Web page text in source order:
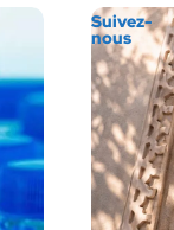
Suivez-
nous